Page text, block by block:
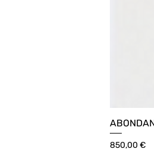
Prix
850,00 €